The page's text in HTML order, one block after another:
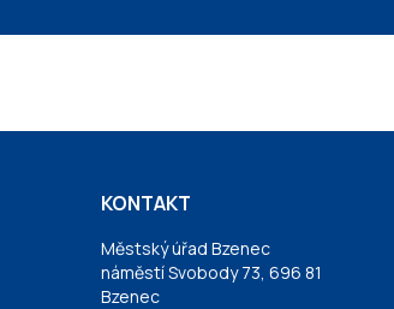
KONTAKT
Městský úřad Bzenec
náměstí Svobody 73, 696 81
Bzenec